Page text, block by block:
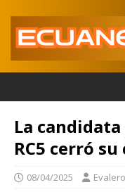
La
RC5 cerró
08/04/2025